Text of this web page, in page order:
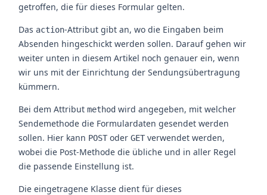
getroffen, die für dieses Formular gelten.
Das action-Attribut gibt an, wo die Eingaben beim
Absenden hingeschickt werden sollen. Darauf gehen wir
weiter unten in diesem Artikel noch genauer ein, wenn
wir uns mit der Einrichtung der Sendungsübertragung
kümmern.
Bei dem Attributmethod wird angegeben, mit welcher
Sendemethode die Formulardaten gesendet werden
sollen. Hier kann POST oderGET verwendet werden,
wobei die Post-Methode die übliche und in aller Regel
die passende Einstellung ist.
Die eingetragene Klasse dient für dieses